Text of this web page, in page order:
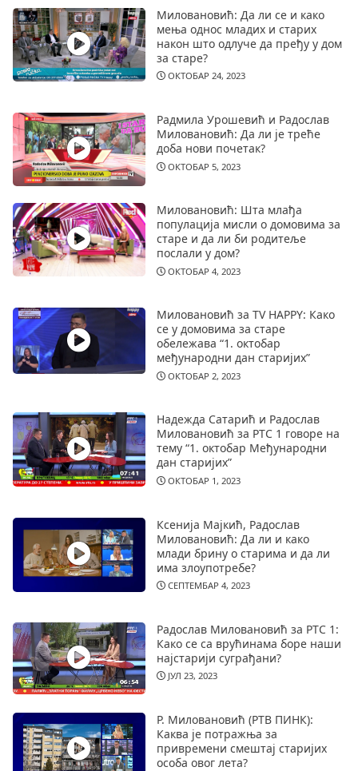
Миловановић: Да ли се и како
мења однос младих и старих
након што одлуче да пређу у дом
за старе?
ОКТОБАР 24, 2023
Радмила Урошевић и Радослав
Миловановић: Да ли је треће
доба нови почетак?
ОКТОБАР 5, 2023
Миловановић: Шта млађа
популација мисли о домовима за
старе и да ли би родитеље
послали у дом?
ОКТОБАР 4, 2023
Миловановић за TV HAPPY: Како
се у домовима за старе
обележава “1. октобар
међународни дан старијих”
ОКТОБАР 2, 2023
Надежда Сатарић и Радослав
Миловановић за РТС 1 говоре на
тему “1. октобар Међународни
дан старијих”
ОКТОБАР 1, 2023
Ксенија Мајкић, Радослав
Миловановић: Да ли и како
млади брину о старима и да ли
има злоупотребе?
СЕПТЕМБАР 4, 2023
Радослав Миловановић за РТС 1:
Како се са врућинама боре наши
најстарији суграђани?
ЈУЛ 23, 2023
Р. Миловановић (РТВ ПИНК):
Каква је потражња за
привремени смештај старијих
особа овог лета?